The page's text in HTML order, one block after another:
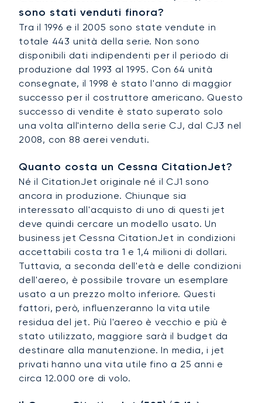
sono stati venduti finora?
Tra il 1996 e il 2005 sono state vendute in
totale 443 unità della serie. Non sono
disponibili dati indipendenti per il periodo di
produzione dal 1993 al 1995. Con 64 unità
consegnate, il 1998 è stato l'anno di maggior
successo per il costruttore americano. Questo
successo di vendite è stato superato solo
una volta all'interno della serie CJ, dal CJ3 nel
2008, con 88 aerei venduti.
Quanto costa un Cessna CitationJet?
Né il CitationJet originale né il CJ1 sono
ancora in produzione. Chiunque sia
interessato all'acquisto di uno di questi jet
deve quindi cercare un modello usato. Un
business jet Cessna CitationJet in condizioni
accettabili costa tra 1 e 1,4 milioni di dollari.
Tuttavia, a seconda dell'età e delle condizioni
dell'aereo, è possibile trovare un esemplare
usato a un prezzo molto inferiore. Questi
fattori, però, influenzeranno la vita utile
residua del jet. Più l'aereo è vecchio e più è
stato utilizzato, maggiore sarà il budget da
destinare alla manutenzione. In media, i jet
privati hanno una vita utile fino a 25 anni e
circa 12.000 ore di volo.